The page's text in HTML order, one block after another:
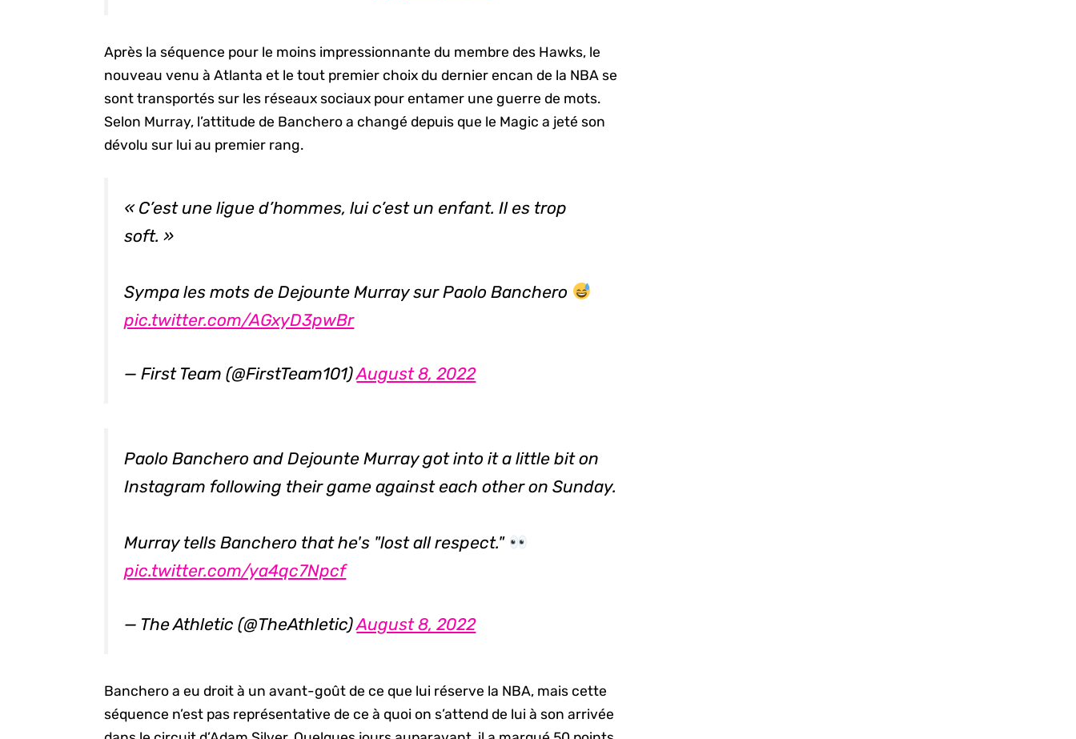
Après la séquence pour le moins impressionnante du membre des Hawks, le
nouveau venu à Atlanta et le tout premier choix du dernier encan de la NBA se
sont transportés sur les réseaux sociaux pour entamer une guerre de mots.
Selon Murray, l’attitude de Banchero a changé depuis que le Magic a jeté son
dévolu sur lui au premier rang.
« C’est une ligue d’hommes, lui c’est un enfant. Il es trop
soft. »
Sympa les mots de Dejounte Murray sur Paolo Banchero
pic.twitter.com/AGxyD3pwBr
— First Team (@FirstTeam101)August 8, 2022
Paolo Banchero and Dejounte Murray got into it a little bit on
Instagram following their game against each other on Sunday.
Murray tells Banchero that he's "lost all respect."
pic.twitter.com/ya4qc7Npcf
— The Athletic (@TheAthletic)August 8, 2022
Banchero a eu droit à un avant-goût de ce que lui réserve la NBA, mais cette
séquence n’est pas représentative de ce à quoi on s’attend de lui à son arrivée